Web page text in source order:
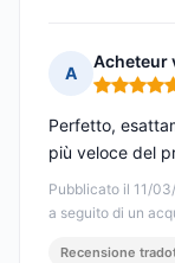
A
Acheteur
Nota: 5 su
Pubblicato il 11/
a seguito di un
Perfetto,
più veloce del
Recensione